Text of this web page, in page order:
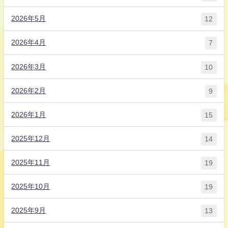
2026年5月 12
2026年4月 7
2026年3月 10
2026年2月 9
2026年1月 15
2025年12月 14
2025年11月 19
2025年10月 19
2025年9月 13